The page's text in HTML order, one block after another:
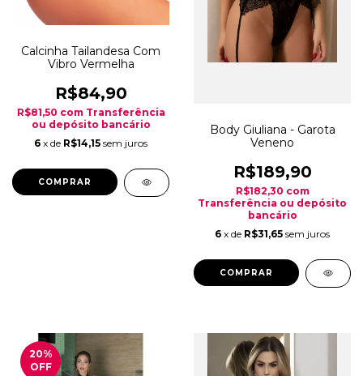
Calcinha Tailandesa Com
Vibro Vermelha
R$84,90
R$81,50 com Transferência
ou depósito bancário
6 x de R$14,15 sem juros
Body Giuliana - Garota
Veneno
R$189,90
R$182,30 com
Transferência ou depósito
bancário
6 x de R$31,65 sem juros
COMPRAR
20%
OFF